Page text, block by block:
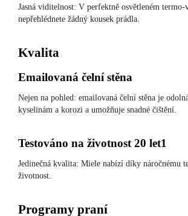
Jasná viditelnost: V perfektně osvětleném termo-
nepřehlédnete žádný kousek prádla.
Kvalita
Emailovaná čelní stěna
Nejen na pohled: emailovaná čelní stěna je
kyselinám a korozi a umožňuje snadné čištění.
Testováno na životnost 20 let1
Jedinečná kvalita: Miele nabízí díky náročnému
životnost.
Programy praní